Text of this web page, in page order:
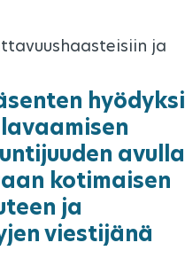
ja
hyödyksi
avulla
kotimaisen
ja
viestijänä